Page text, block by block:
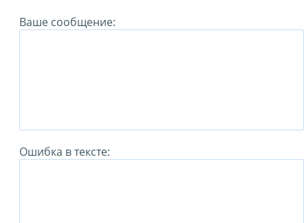
Ваше сообщение:
Ошибка в тексте: